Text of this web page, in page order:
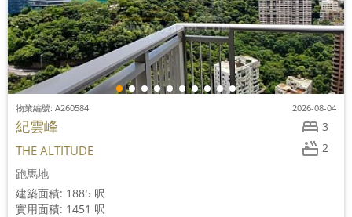
3
2
物業編號: A260584 2026-08-04
紀雲峰
THE ALTITUDE
跑馬地
建築面積: 1885 呎
實用面積: 1451 呎